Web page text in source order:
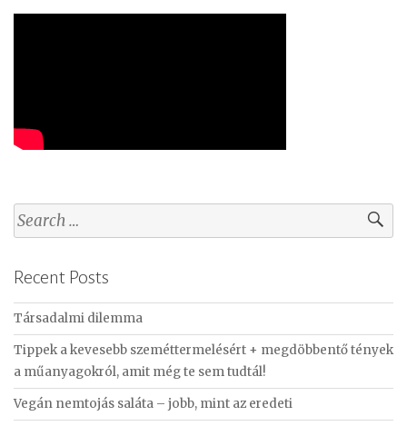
S
e
r
c
h
f
o
r
:
Recent Posts
Társadalmi dilemma
Tippek a kevesebb szeméttermelésért + megdöbbentő tények
a műanyagokról, amit még te sem tudtál!
Vegán nemtojás saláta – jobb, mint az eredeti